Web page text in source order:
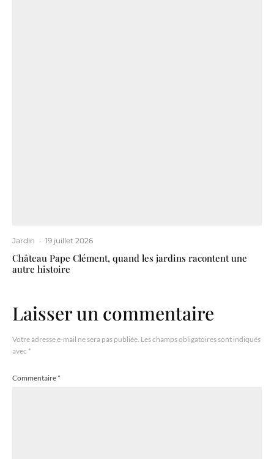
Jardin · 19 juillet 2026
Château Pape Clément, quand les jardins racontent une
autre histoire
Laisser un commentaire
Votre adresse e-mail ne sera pas publiée. Les champs obligatoires sont indiqués
avec *
Commentaire*